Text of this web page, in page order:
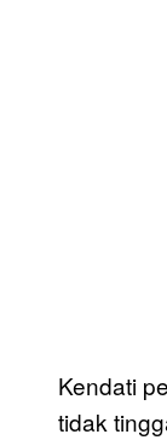
Kendati
tidak